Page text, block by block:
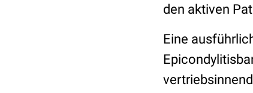
den aktiven
Eine